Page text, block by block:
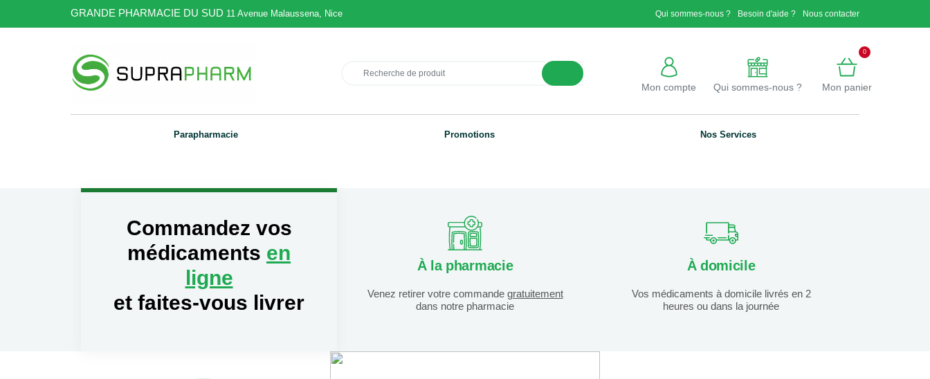
GRANDE PHARMACIE DU SUD 11 Avenue Malaussena, Nice Qui sommes-nous ? Besoin d'aide ? Nous contacter
Mon compte Qui sommes-nous ? Mon panier
0
Parapharmacie Promotions Nos Services
Commandez vos
médicaments en
ligne
et faites-vous livrer
À la pharmacie
Venez retirer votre commande gratuitement
dans notre pharmacie
À domicile
Vos médicaments à domicile livrés en 2
heures ou dans la journée